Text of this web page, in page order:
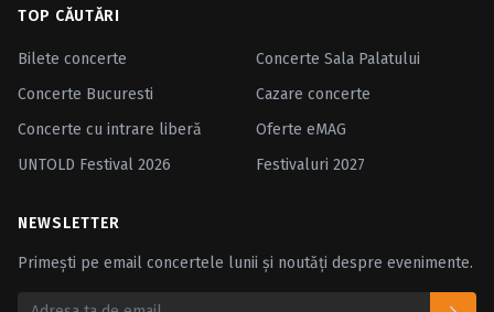
TOP CĂUTĂRI
Bilete concerte
Concerte Sala Palatului
Concerte Bucuresti
Cazare concerte
Concerte cu intrare liberă
Oferte eMAG
UNTOLD Festival 2026
Festivaluri 2027
NEWSLETTER
Primești pe email concertele lunii și noutăți despre evenimente.